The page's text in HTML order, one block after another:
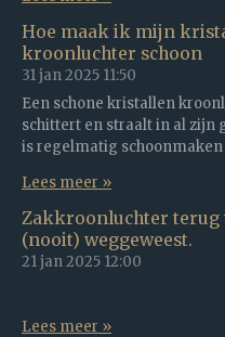
Hoe maak ik mijn
kroonluchter schoon
31 jan 2025 11:50
Een schone kristallen
schittert en straalt in al zijn
is regelmatig schoonmaken
Lees meer »
Zakkroonluchter terug
(nooit) weggeweest.
21 jan 2025 12:00
Lees meer »